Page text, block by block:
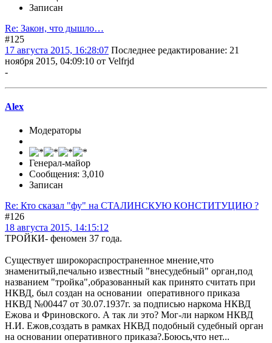
Записан
Re: Закон, что дышло…
#125
17 августа 2015, 16:28:07 Последнее редактирование: 21
ноября 2015, 04:09:10 от Velfrjd
-
Alex
Модераторы
Генерал-майор
Сообщения: 3,010
Записан
Re: Кто сказал "фу" на СТАЛИНСКУЮ КОНСТИТУЦИЮ ?
#126
18 августа 2015, 14:15:12
ТРОЙКИ- феномен 37 года.
Существует широкораспространенное мнение,что
знаменитый,печально известный "внесудебный" орган,под
названием "тройка",образованный как принято считать при
НКВД, был создан на основании оперативного приказа
НКВД №00447 от 30.07.1937г. за подписью наркома НКВД
Ежова и Фриновского. А так ли это? Мог-ли нарком НКВД
Н.И. Ежов,создать в рамках НКВД подобный судебный орган
на основании оперативного приказа?.Боюсь,что нет...